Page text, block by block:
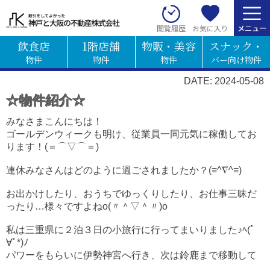
閲覧履歴 お気に入り
飲食店
物件
1階店舗
物件
物販・美容
物件
スナック・
バー向け物件
DATE: 2024-05-08
☆物件紹介☆
みなさまこんにちは！
ゴールデンウィークも明け、従業員一同元気に稼働してお
ります！(＝⌒▽⌒＝)
連休みなさんはどのように過ごされましたか？(≡^∇^≡)
お出かけしたり、おうちでゆっくりしたり、お仕事三昧だ
ったり…様々ですよねo(〃＾▽＾〃)o
私は三重県に２泊３日の小旅行に行ってまいりました♪ﾍ(ﾟ
∀ﾟ*)ﾉ
パワーをもらいに伊勢神宮へ行き、次は鈴鹿まで移動して